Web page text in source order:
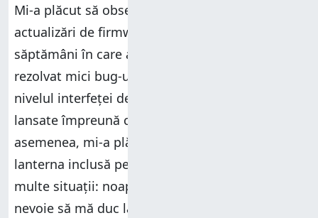
Mi-a plăcut să observ că Garmin a lansat câteva
actualizări de firmware pe parcursul celor patru
săptămâni în care am testat Venu 4. Acestea au
rezolvat mici bug-uri și au introdus optimizări la
nivelul interfeței de utilizare și a funcțiilor
lansate împreună cu acest model. De
asemenea, mi-a plăcut mult să folosesc
lanterna inclusă pe ceas. Mi-a fost utilă în
multe situații: noaptea când mă trezesc și am
nevoie să mă duc la toaletă fără să-mi stric